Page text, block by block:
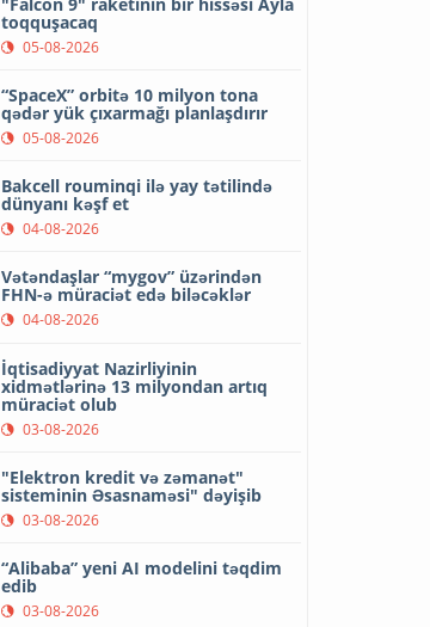
toqquşacaq
05-08-2026
“SpaceX” orbitə 10 milyon tona
qədər yük çıxarmağı planlaşdırır
05-08-2026
Bakcell rouminqi ilə yay tətilində
dünyanı kəşf et
04-08-2026
Vətəndaşlar “mygov” üzərindən
FHN-ə müraciət edə biləcəklər
04-08-2026
İqtisadiyyat Nazirliyinin
xidmətlərinə 13 milyondan artıq
müraciət olub
03-08-2026
"Elektron kredit və zəmanət"
sisteminin Əsasnaməsi" dəyişib
03-08-2026
“Alibaba” yeni AI modelini təqdim
edib
03-08-2026